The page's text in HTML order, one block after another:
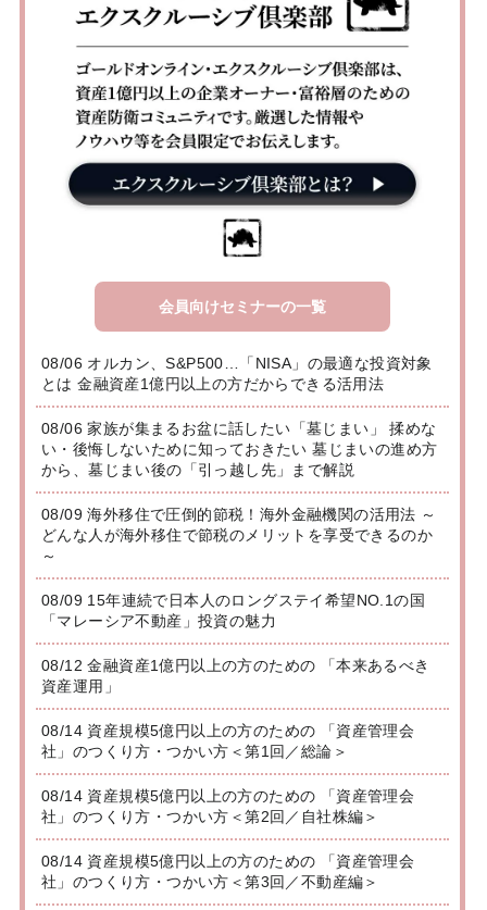
会員向けセミナーの一覧
08/06 オルカン、S&P500…「NISA」の最適な投資対象
とは 金融資産1億円以上の方だからできる活用法
08/06 家族が集まるお盆に話したい「墓じまい」 揉めな
い・後悔しないために知っておきたい 墓じまいの進め方
から、墓じまい後の「引っ越し先」まで解説
08/09 海外移住で圧倒的節税！海外金融機関の活用法 ～
どんな人が海外移住で節税のメリットを享受できるのか
～
08/09 15年連続で日本人のロングステイ希望NO.1の国
「マレーシア不動産」投資の魅力
08/12 金融資産1億円以上の方のための 「本来あるべき
資産運用」
08/14 資産規模5億円以上の方のための 「資産管理会
社」のつくり方・つかい方＜第1回／総論＞
08/14 資産規模5億円以上の方のための 「資産管理会
社」のつくり方・つかい方＜第2回／自社株編＞
08/14 資産規模5億円以上の方のための 「資産管理会
社」のつくり方・つかい方＜第3回／不動産編＞